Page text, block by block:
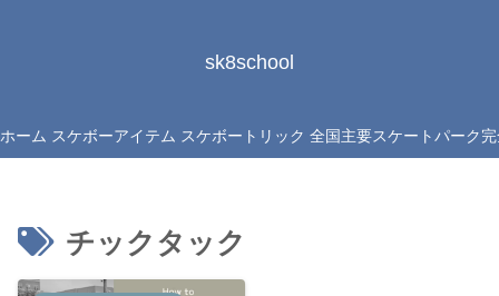
sk8school
ホーム スケボーアイテム スケボートリック 全国主要スケートパーク
チックタック